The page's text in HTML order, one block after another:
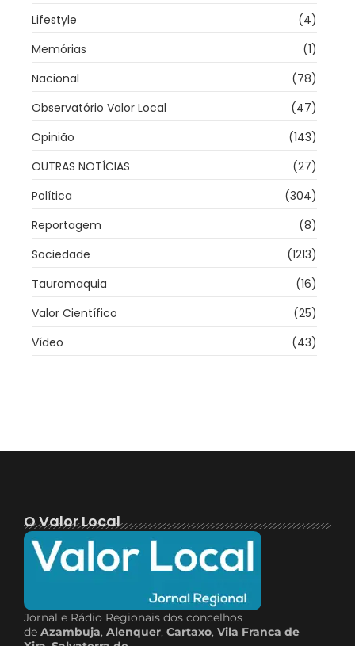
Lifestyle
(4)
Memórias
(1)
Nacional
(78)
Observatório Valor Local
(47)
Opinião
(143)
OUTRAS NOTÍCIAS
(27)
Política
(304)
Reportagem
(8)
Sociedade
(1213)
Tauromaquia
(16)
Valor Científico
(25)
Vídeo
(43)
O Valor Local
Jornal e Rádio Regionais dos concelhos
de Azambuja, Alenquer, Cartaxo, Vila Franca de